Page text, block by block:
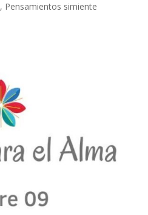
, Pensamientos simiente